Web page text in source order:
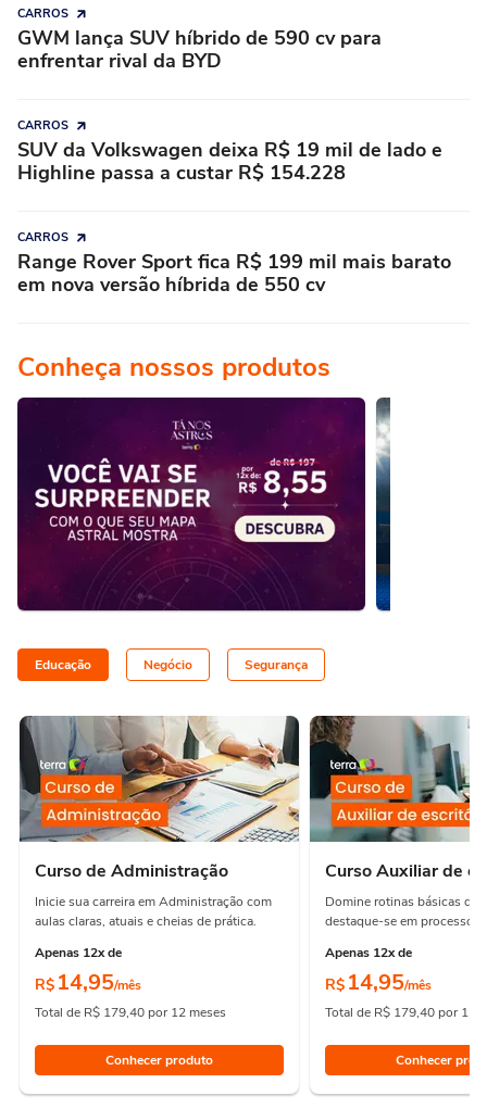
CARROS
GWM lança SUV híbrido de 590 cv para
enfrentar rival da BYD
CARROS
SUV da Volkswagen deixa R$ 19 mil de lado e
Highline passa a custar R$ 154.228
CARROS
Range Rover Sport fica R$ 199 mil mais barato
em nova versão híbrida de 550 cv
Conheça nossos produtos
Educação Negócio Segurança
Curso de Administração
Inicie sua carreira em Administração com
aulas claras, atuais e cheias de prática.
Apenas 12x de
R$ 14,95/mês
Total de R$ 179,40 por 12 meses
Conhecer produto
Curso Auxiliar de
Domine rotinas básicas de
destaque-se em processos
Apenas 12x de
R$ 14,95/mês
Total de R$ 179,40 por 12
Conhecer